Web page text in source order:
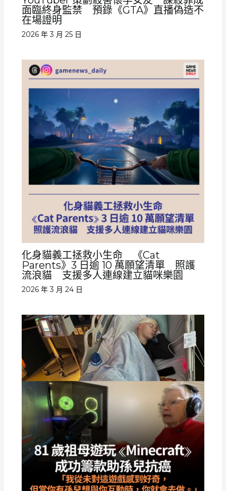
面臨終身監禁 預錄《GTA》直播偽造不
在場證明
2026 年 3 月 25 日
化身貓義工拯救小生命 《Cat
Parents》3 日逾 10 萬願望清單 照護
流浪貓 支援多人連線建立貓咪樂園
2026 年 3 月 24 日